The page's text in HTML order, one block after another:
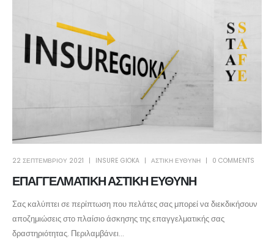
ΕΠΑΓΓΕΛΜΑΤΙΚΗ ΑΣΤΙΚΗ ΕΥΘΥΝΗ
22 ΣΕΠΤΕΜΒΡΊΟΥ 2021 INSURE GIOKA ΑΣΤΙΚΗ ΕΥΘΥΝΗ 0 COMMENTS
Σας καλύπτει σε περίπτωση που πελάτες σας μπορεί να διεκδικήσουν
αποζημιώσεις στο πλαίσιο άσκησης της επαγγελματικής σας
δραστηριότητας. Περιλαμβάνει...